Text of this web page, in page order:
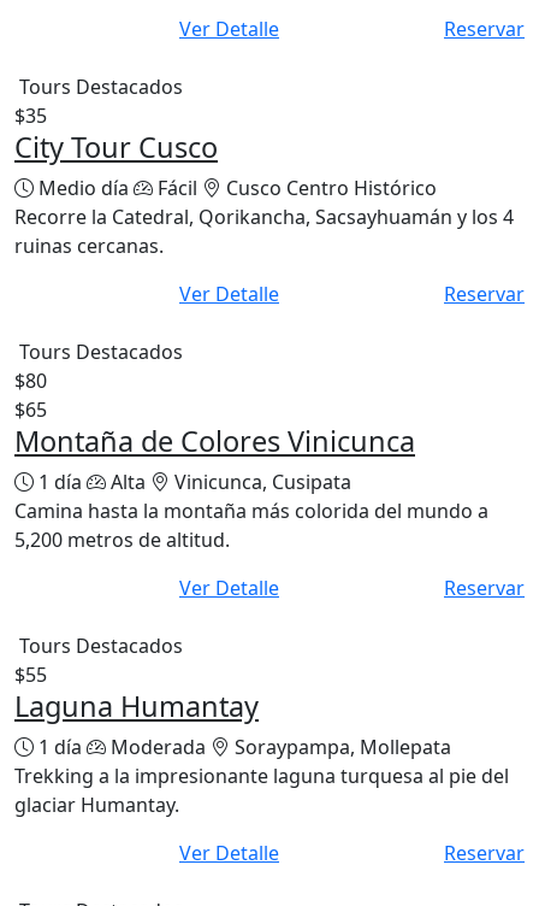
Ver Detalle
Reservar
Tours Destacados
$35
City Tour Cusco
Medio día Fácil
Cusco Centro Histórico
Recorre la Catedral, Qorikancha, Sacsayhuamán y los 4
ruinas cercanas.
Ver Detalle
Reservar
$80
$65
Montaña de Colores Vinicunca
1 día Alta
Vinicunca, Cusipata
Camina hasta la montaña más colorida del mundo a
5,200 metros de altitud.
Ver Detalle
Reservar
$55
Laguna Humantay
1 día Moderada
Soraypampa, Mollepata
Trekking a la impresionante laguna turquesa al pie del
glaciar Humantay.
Ver Detalle
Reservar